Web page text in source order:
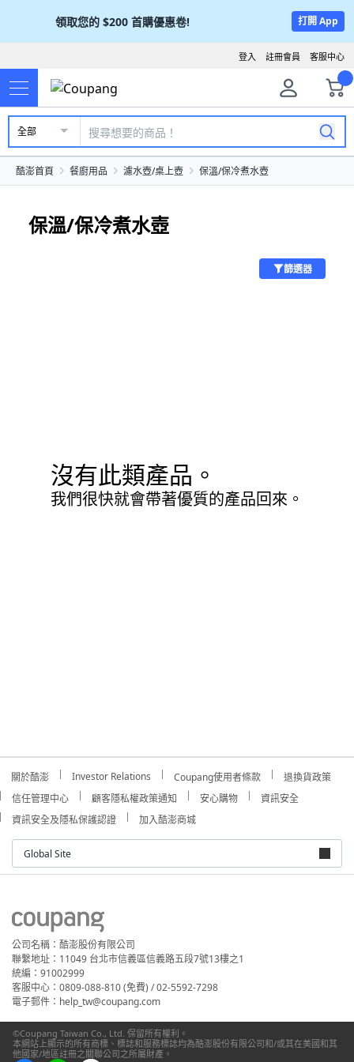
領取您的 $200 首購優惠卷! 打開 App
客服中心
註冊會員
登入
全部
酷澎首頁 餐廚用品 濾水壺/桌上壺 保溫/保冷煮水壺
保溫/保冷煮水壺
篩選器
沒有此類產品。
我們很快就會帶著優質的產品回來。
關於酷澎 Investor Relations Coupang使用者條款
退換貨政策
信任管理中心
顧客隱私權政策通知 安心購物
資訊安全
資訊安全及隱私保護認證
加入酷澎商城
Global Site
公司名稱：酷澎股份有限公司
聯繫地址：11049 台北市信義區信義路五段7號13樓之1
統編：91002999
客服中心：0809-088-810 (免費) / 02-5592-7298
電子郵件：help_tw@coupang.com
©Coupang Taiwan Co., Ltd. 保留所有權利。
本網站上顯示的所有商標、標誌和服務標誌均為酷澎股份有限公司和/或其在美國和其
他國家/地區註冊之關聯公司之所屬財產。